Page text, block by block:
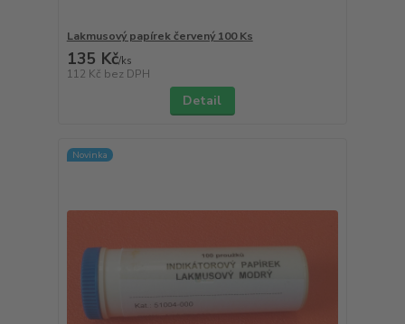
Lakmusový papírek červený 100 Ks
135 Kč/ks
112 Kč bez DPH
Detail
Novinka